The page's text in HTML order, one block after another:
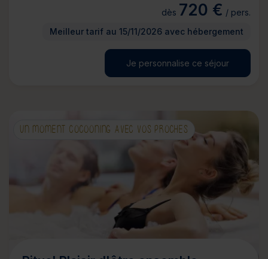
dès 720 € / pers.
Meilleur tarif au 15/11/2026 avec hébergement
Je personnalise ce séjour
UN MOMENT COCOONING AVEC VOS PROCHES